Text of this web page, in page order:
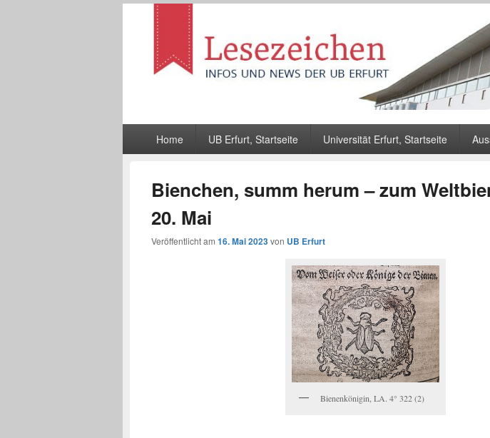
Lesezeichen
Infos und News der UB Erfurt
Home UB Erfurt, Startseite Universität Erfurt, Startseite
Bienchen, summ herum – zum
20. Mai
Veröffentlicht am 16. Mai 2023von UB Erfurt
Bienenkönigin, LA. 4° 322 (2)